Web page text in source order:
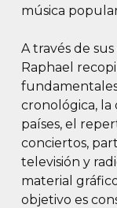
música
A través de
Raphael
cronológica, la
países, el
conciertos,
televisión y
material
objetivo es